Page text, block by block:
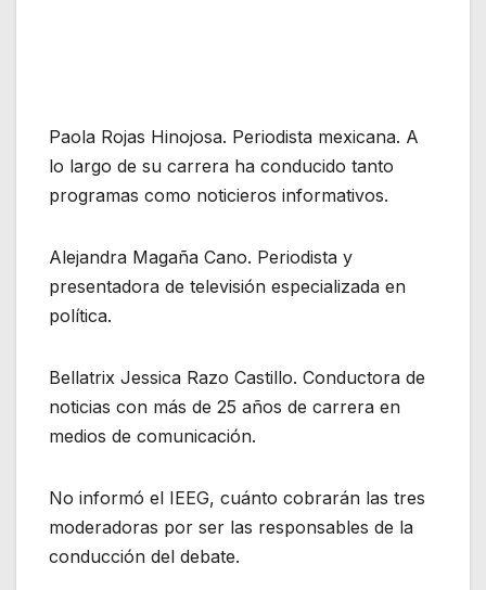
Paola Rojas Hinojosa. Periodista mexicana. A
lo largo de su carrera ha conducido tanto
programas como noticieros informativos.
Alejandra Magaña Cano. Periodista y
presentadora de televisión especializada en
política.
Bellatrix Jessica Razo Castillo. Conductora de
noticias con más de 25 años de carrera en
medios de comunicación.
No informó el IEEG, cuánto cobrarán las tres
moderadoras por ser las responsables de la
conducción del debate.